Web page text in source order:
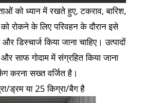
को ध्यान में रखते हुए, टकराव, बारिश,
रोकने के लिए परिवहन के दौरान इसे
डिस्चार्ज किया जाना चाहिए। उत्पादों
साफ गोदाम में संग्रहित किया जाना
करना सख्त वर्जित है।
ड्रम या 25 किग्रा/बैग है